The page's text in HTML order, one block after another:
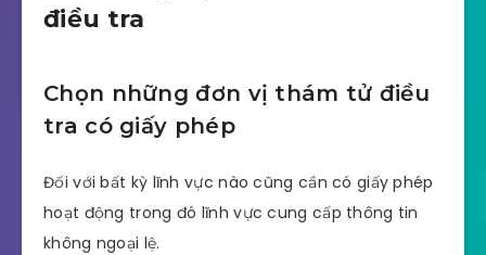
điều tra
Chọn những đơn vị thám tử điều
tra có giấy phép
Đối với bất kỳ lĩnh vực nào cũng cần có giấy phép
hoạt động trong đó lĩnh vực cung cấp thông tin
không ngoại lệ.